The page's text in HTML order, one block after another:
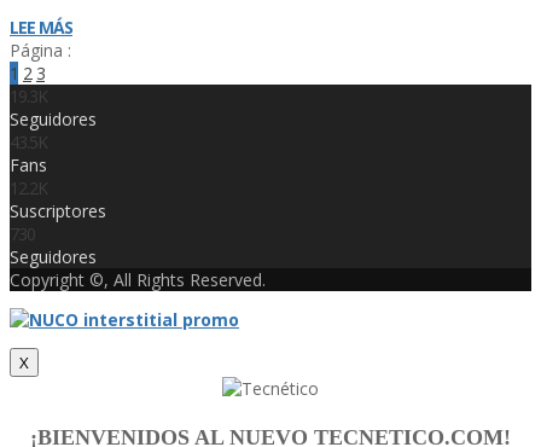
LEE MÁS
Página :
1 2 3
19.3K
Seguidores
43.5K
Fans
12.2K
Suscriptores
730
Seguidores
Copyright ©, All Rights Reserved.
X
¡BIENVENIDOS AL NUEVO TECNETICO.COM!